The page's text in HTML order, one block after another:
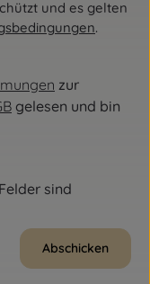
und es gelten
.
zur
gelesen und bin
sind
Abschicken